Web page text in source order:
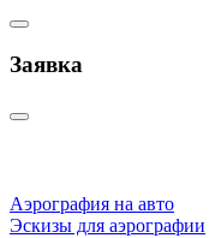
Заявка
Аэрография на авто
Эскизы для аэрографии